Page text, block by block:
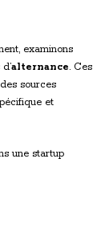
examinons
alternance. Ces
sources
et
une startup